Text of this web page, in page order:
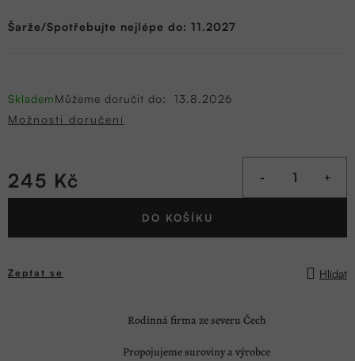
Šarže/Spotřebujte nejlépe do: 11.2027
SklademMůžeme doručit do:
13.8.2026
Možnosti doručení
245 Kč
Měrná
DO KOŠÍKU
Zeptat se Hlídat
Rodinná firma ze severu Čech
Propojujeme suroviny a výrobce